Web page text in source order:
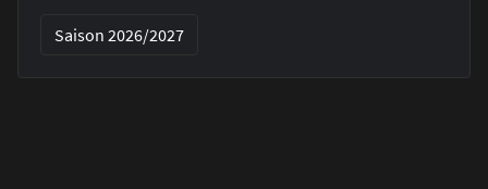
Saison 2026/2027